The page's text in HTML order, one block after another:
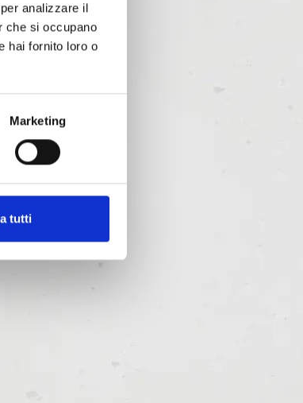
analizzare il
che si occupano
hai fornito loro o
Marketing
tutti